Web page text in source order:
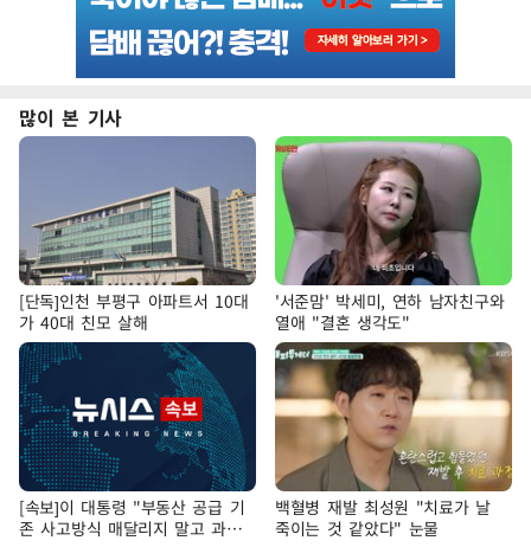
많이 본 기사
[단독]인천 부평구 아파트서 10대
가 40대 친모 살해
'서준맘' 박세미, 연하 남자친구와
열애 "결혼 생각도"
[속보]이 대통령 "부동산 공급 기
존 사고방식 매달리지 말고 과감
백혈병 재발 최성원 "치료가 날
죽이는 것 같았다" 눈물